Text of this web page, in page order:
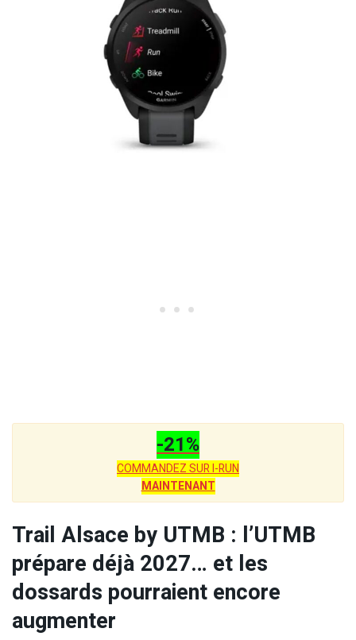
-21%
COMMANDEZ SUR I-RUN
MAINTENANT
Trail Alsace by UTMB : l’UTMB
prépare déjà 2027… et les
dossards pourraient encore
augmenter